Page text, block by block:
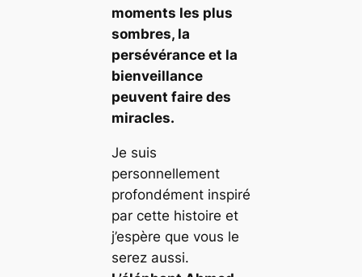
moments les plus
sombres, la
persévérance et la
bienveillance
peuvent faire des
miracles.
Je suis
personnellement
profondément inspiré
par cette histoire et
j’espère que vous le
serez aussi.